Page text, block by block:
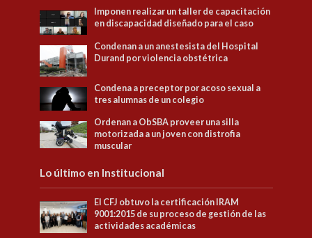
Imponen realizar un taller de capacitación
en discapacidad diseñado para el caso
Condenan a un anestesista del Hospital
Durand por violencia obstétrica
Condena a preceptor por acoso sexual a
tres alumnas de un colegio
Ordenan a ObSBA proveer una silla
motorizada a un joven con distrofia
muscular
Lo último en Institucional
El CFJ obtuvo la certificación IRAM
9001:2015 de su proceso de gestión de las
actividades académicas